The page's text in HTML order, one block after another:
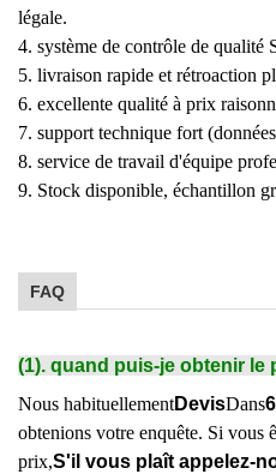
légale.
4. système de contrôle de qualité
5. livraison rapide et rétroaction
6. excellente qualité à prix
7. support technique fort
8. service de travail d'équipe
9. Stock disponible, échantillon
FAQ
(1). quand puis-je obtenir le
Nous habituellementDevisDans
obtenions votre enquête. Si vous
prix,S'il vous plaît appelez-